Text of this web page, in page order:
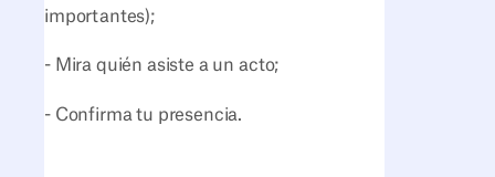
importantes);
- Mira quién asiste a un acto;
- Confirma tu presencia.